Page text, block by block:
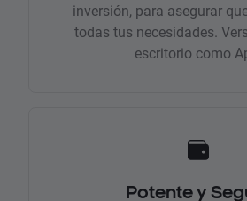
inversión, para asegurar
todas tus necesidades.
escritorio como
Potente y